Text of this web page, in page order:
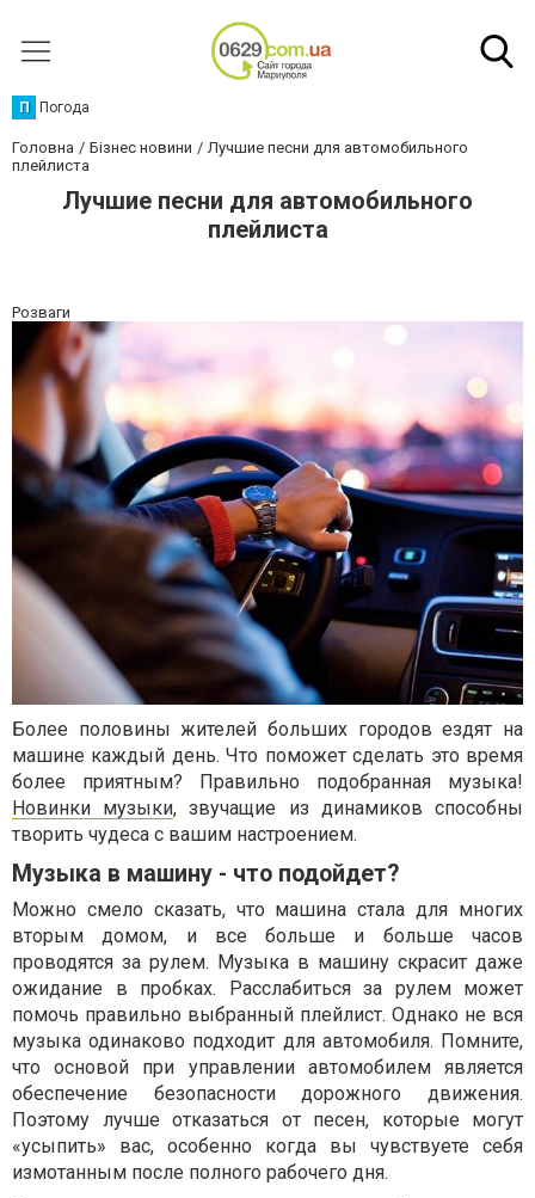
П Погода
Головна Бізнес новини
Лучшие песни для автомобильного
плейлиста
Лучшие песни для автомобильного
плейлиста
Розваги
Более половины жителей больших городов ездят на
машине каждый день. Что поможет сделать это время
более приятным? Правильно подобранная музыка!
Новинки музыки, звучащие из динамиков способны
творить чудеса с вашим настроением.
Музыка в машину - что подойдет?
Можно смело сказать, что машина стала для многих
вторым домом, и все больше и больше часов
проводятся за рулем. Музыка в машину скрасит даже
ожидание в пробках. Расслабиться за рулем может
помочь правильно выбранный плейлист. Однако не вся
музыка одинаково подходит для автомобиля. Помните,
что основой при управлении автомобилем является
обеспечение безопасности дорожного движения.
Поэтому лучше отказаться от песен, которые могут
«усыпить» вас, особенно когда вы чувствуете себя
измотанным после полного рабочего дня.